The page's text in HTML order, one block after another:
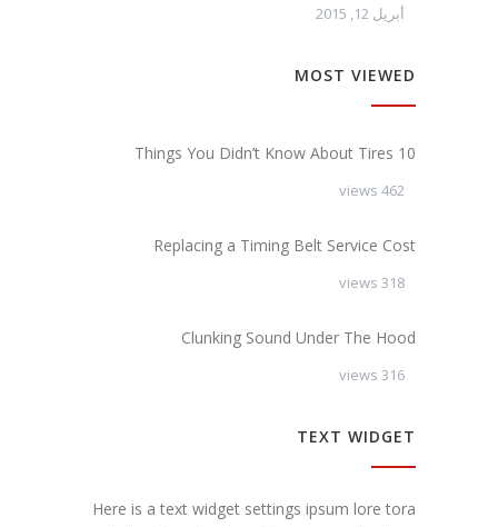
أبريل 12, 2015
MOST VIEWED
10 Things You Didn’t Know About Tires
462 views
Replacing a Timing Belt Service Cost
318 views
Clunking Sound Under The Hood
316 views
TEXT WIDGET
Here is a text widget settings ipsum lore tora